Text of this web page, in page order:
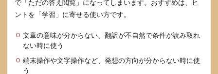
で「ただの答え閲覧」になってしまいます。おすすめは、ヒ
ントを「学習」に寄せる使い方です。
文章の意味が分からない、翻訳が不自然で条件が読み取れ
ない時に使う
端末操作や文字操作など、発想の方向が分からない時に使
う